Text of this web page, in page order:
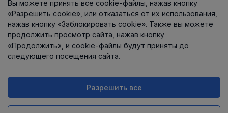
Контакты
Интернет-магазин работает
Вы можете принять все cookie-файлы, нажав кнопку
«Разрешить cookie», или отказаться от их использования,
нажав кнопку «Заблокировать cookie». Также вы можете
продолжить просмотр сайта, нажав кнопку
«Продолжить», и cookie-файлы будут приняты до
следующего посещения сайта.
Разрешить все